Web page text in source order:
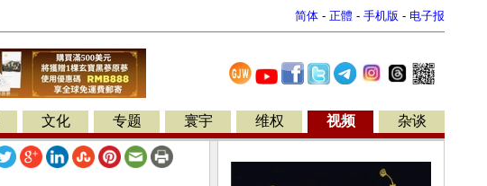
简体 - 正體 - 手机版 - 电子报
文化 专题 寰宇 维权 视频 杂谈